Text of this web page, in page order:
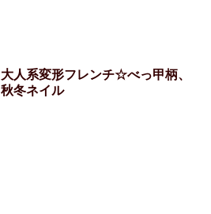
大人系変形フレンチ☆べっ甲柄、
秋冬ネイル